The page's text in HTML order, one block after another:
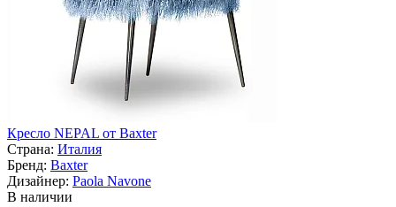
Кресло NEPAL от Baxter
Страна: Италия
Бренд: Baxter
Дизайнер: Paola Navone
В наличии